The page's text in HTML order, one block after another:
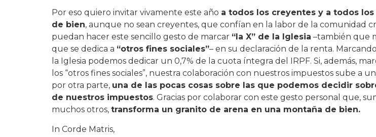
Por eso quiero invitar vivamente este año a todos los creyentes y a todos
de bien, aunque no sean creyentes, que confían en la labor de la comunidad
puedan hacer este sencillo gesto de marcar “la X” de la Iglesia –también que
que se dedica a “otros fines sociales”– en su declaración de la renta.
la Iglesia podemos dedicar un 0,7% de la cuota íntegra del IRPF. Si, además,
los “otros fines sociales”, nuestra colaboración con nuestros impuestos sube a un
por otra parte, una de las pocas cosas sobre las que podemos decidir
de nuestros impuestos. Gracias por colaborar con este gesto personal que,
muchos otros, transforma un granito de arena en una montaña de bien.
In Corde Matris,